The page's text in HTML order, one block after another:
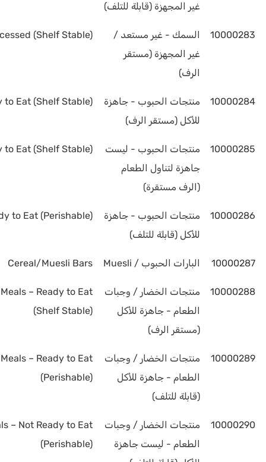
غير المجهزة (قابلة للتلف)
10000283
السمك - غير مستعد /
غير المجهزة (مستقر
الرف)
(Shelf Stable)
10000284
منتجات الحبوب - جاهزة
للأكل (مستقر الرف)
to Eat (Shelf Stable)
10000285
منتجات الحبوب - ليست
جاهزة لتناول الطعام
(الرف مستقرة)
to Eat (Shelf Stable)
10000286
منتجات الحبوب - جاهزة
للأكل (قابلة للتلف)
to Eat (Perishable)
10000287 البارات الحبوب / Muesli Cereal/Muesli Bars
10000288
منتجات الخضار / وجبات
الطعام - جاهزة للأكل
(مستقر الرف)
– Ready to Eat
(Shelf Stable)
10000289
منتجات الخضار / وجبات
الطعام - جاهزة للأكل
(قابلة للتلف)
– Ready to Eat
(Perishable)
10000290
منتجات الخضار / وجبات
الطعام - ليست جاهزة
– Not Ready to Eat
(Perishable)